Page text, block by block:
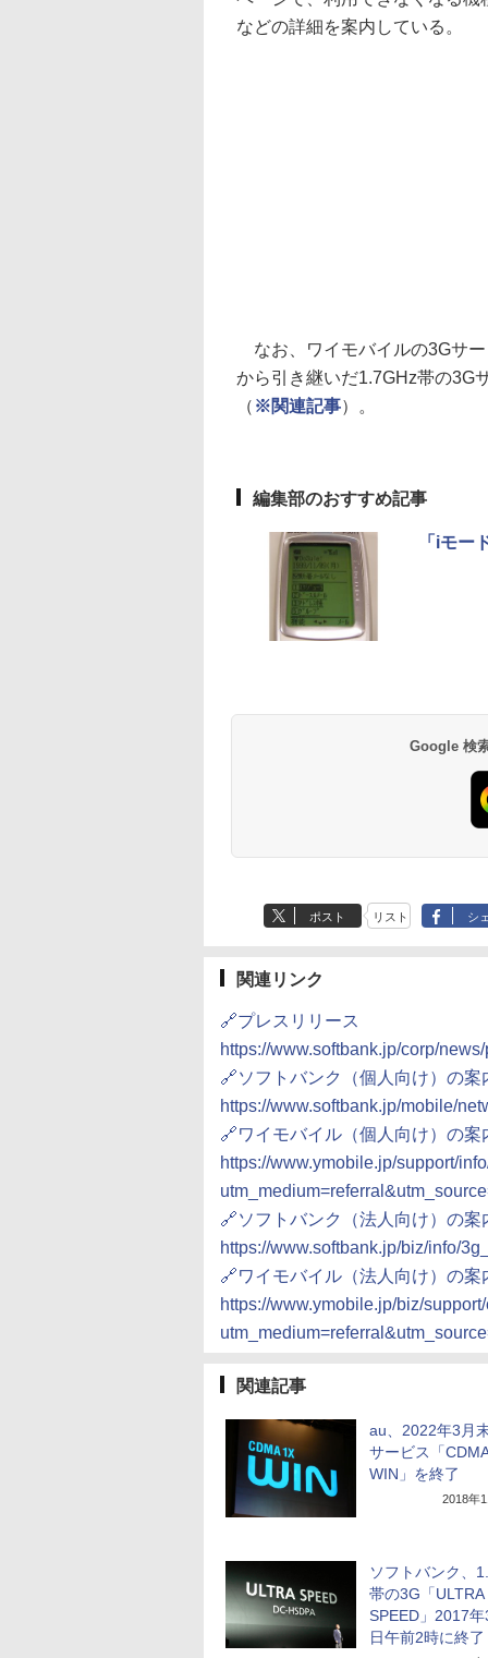
などの詳細を案内している。
なお、ワイモバイルの3Gサ
から引き継いだ1.7GHz帯の3G
（ ※関連記事）。
編集部のおすすめ記事
「iモー
Google 検
ポスト リスト シ
関連リンク
🔗プレスリリース
https://www.softbank.jp/corp/
🔗ソフトバンク（個人向け）の案
https://www.softbank.jp/mobile/
🔗ワイモバイル（個人向け）の案
https://www.ymobile.jp/support/
🔗ソフトバンク（法人向け）の案
https://www.softbank.jp/biz/info/
🔗ワイモバイル（法人向け）の案
https://www.ymobile.jp/biz/
関連記事
au、2022年3月
サービス「
WIN」を終了
2018年
ソフトバンク、
帯の3G「ULTRA
SPEED」2017
日午前2時に終了